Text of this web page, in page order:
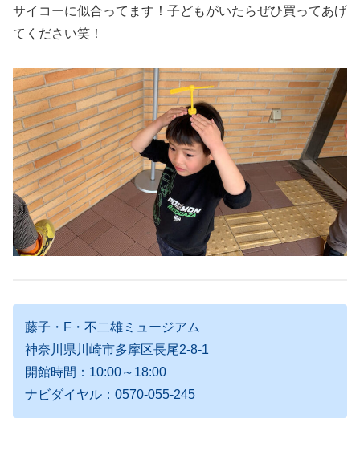
サイコーに似合ってます！子どもがいたらぜひ買ってあげ
てください笑！
藤子・F・不二雄ミュージアム
神奈川県川崎市多摩区長尾2-8-1
開館時間：10:00～18:00
ナビダイヤル：0570-055-245